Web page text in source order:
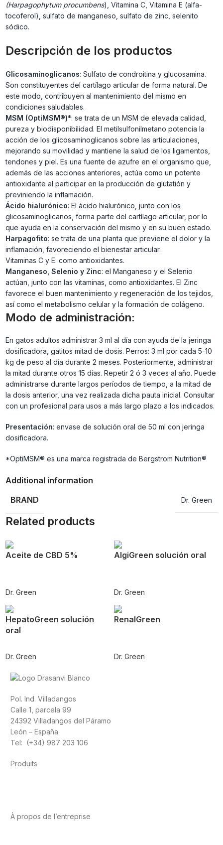
(Harpagophytum procumbens), Vitamina C, Vitamina E (alfa-
tocoferol), sulfato de manganeso, sulfato de zinc, selenito
sódico.
Descripción de los productos
Glicosaminoglicanos: Sulfato de condroitina y glucosamina.
Son constituyentes del cartílago articular de forma natural. De
este modo, contribuyen al mantenimiento del mismo en
condiciones saludables.
MSM (OptiMSM®)*: se trata de un MSM de elevada calidad,
pureza y biodisponibilidad. El metilsulfonilmetano potencia la
acción de los glicosaminoglicanos sobre las articulaciones,
mejorando su movilidad y mantiene la salud de los ligamentos,
tendones y piel. Es una fuente de azufre en el organismo que,
además de las acciones anteriores, actúa como un potente
antioxidante al participar en la producción de glutatión y
previniendo la inflamación.
Ácido hialurónico: El ácido hialurónico, junto con los
glicosaminoglicanos, forma parte del cartílago articular, por lo
que ayuda en la conservación del mismo y en su buen estado.
Harpagofito: se trata de una planta que previene el dolor y la
inflamación, favoreciendo el bienestar articular.
Vitaminas C y E: como antioxidantes.
Manganeso, Selenio y Zinc: el Manganeso y el Selenio
actúan, junto con las vitaminas, como antioxidantes. El Zinc
favorece el buen mantenimiento y regeneración de los tejidos,
así como el metabolismo celular y la formación de colágeno.
Modo de administración:
En gatos adultos administrar 3 ml al día con ayuda de la jeringa
dosificadora, gatitos mitad de dosis. Perros: 3 ml por cada 5-10
kg de peso al día durante 2 meses. Posteriormente, administrar
la mitad durante otros 15 días. Repetir 2 ó 3 veces al año. Puede
administrarse durante largos períodos de tiempo, a la mitad de
la dosis anterior, una vez realizada dicha pauta inicial. Consultar
con un profesional para usos a más largo plazo a los indicados.
Presentación: envase de solución oral de 50 ml con jeringa
dosificadora.
*OptiMSM® es una marca registrada de Bergstrom Nutrition®
Additional information
BRAND
Dr. Green
Related products
Aceite de CBD 5%
Dr. Green
AlgiGreen solución oral
Dr. Green
HepatoGreen solución
oral
Dr. Green
RenalGreen
Dr. Green
Pol. Ind. Villadangos
Calle 1, parcela 99
24392 Villadangos del Páramo
León – España
Tel: (+34) 987 203 106
Produits
À propos de l’entreprise